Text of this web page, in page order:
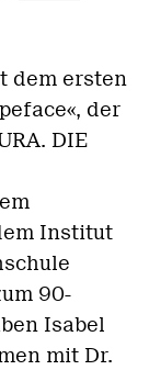
dem ersten
der
DIE
Institut
90-
Isabel
mit Dr.